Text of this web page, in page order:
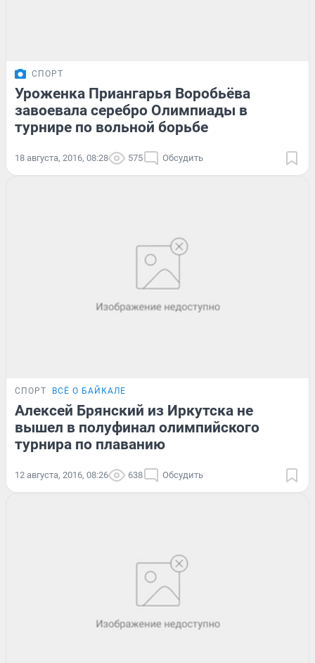
СПОРТ
Уроженка Приангарья Воробьёва
завоевала серебро Олимпиады в
турнире по вольной борьбе
18 августа, 2016, 08:28 575 Обсудить
СПОРТ ВСЁ О БАЙКАЛЕ
Алексей Брянский из Иркутска не
вышел в полуфинал олимпийского
турнира по плаванию
12 августа, 2016, 08:26 638 Обсудить